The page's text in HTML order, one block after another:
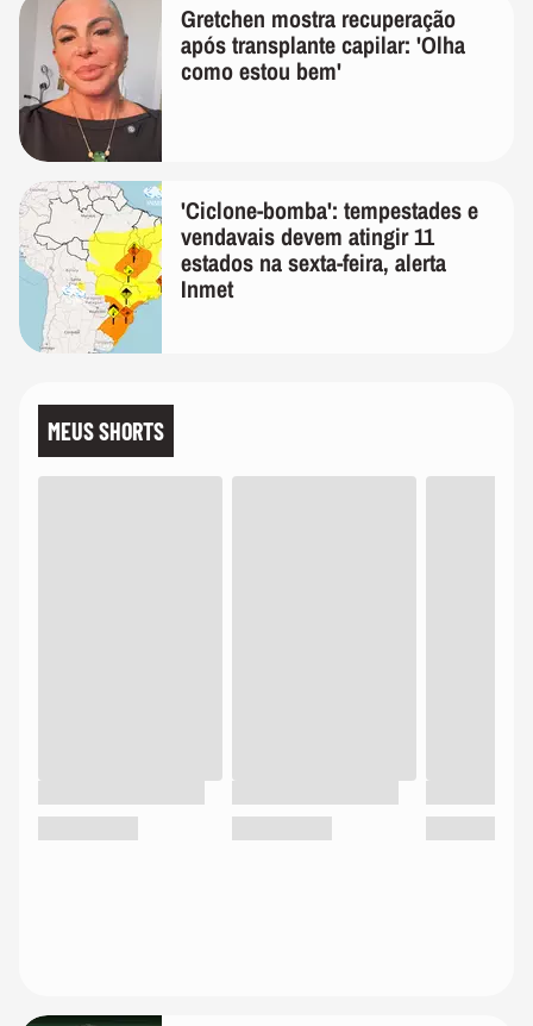
Gretchen mostra recuperação
após transplante capilar: 'Olha
como estou bem'
'Ciclone-bomba': tempestades e
vendavais devem atingir 11
estados na sexta-feira, alerta
Inmet
MEUS SHORTS